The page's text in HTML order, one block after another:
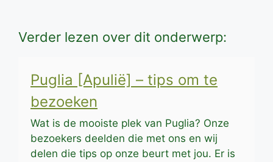
Verder lezen over dit onderwerp:
Puglia [Apulië] – tips om te
bezoeken
Wat is de mooiste plek van Puglia? Onze
bezoekers deelden die met ons en wij
delen die tips op onze beurt met jou. Er is